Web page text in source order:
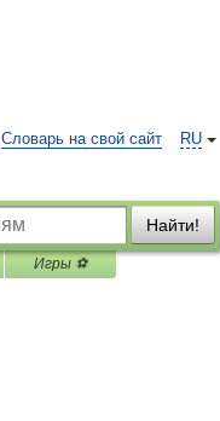
RU
Словарь на свой сайт
Найти!
Игры ⚽